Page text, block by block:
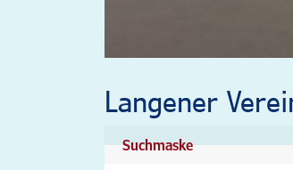
Langener
Suchmaske